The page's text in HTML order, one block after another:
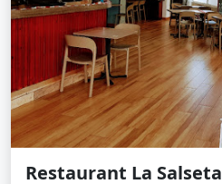
Restaurant La Salseta